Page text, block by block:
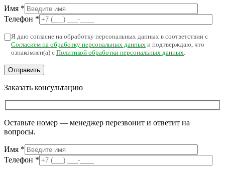
Имя *
Телефон *
Я даю согласие на обработку персональных данных в соответствии с
Согласием на обработку персональных данных и подтверждаю, что
ознакомлен(а) с Политикой обработки персональных данных.
Заказать консультацию
Оставьте номер — менеджер перезвонит и ответит на
вопросы.
Имя *
Телефон *